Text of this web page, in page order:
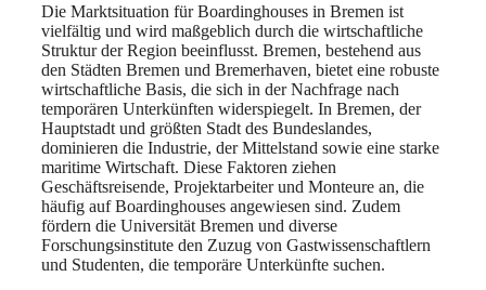
Die Marktsituation für Boardinghouses in Bremen ist
vielfältig und wird maßgeblich durch die wirtschaftliche
Struktur der Region beeinflusst. Bremen, bestehend aus
den Städten Bremen und Bremerhaven, bietet eine robuste
wirtschaftliche Basis, die sich in der Nachfrage nach
temporären Unterkünften widerspiegelt. In Bremen, der
Hauptstadt und größten Stadt des Bundeslandes,
dominieren die Industrie, der Mittelstand sowie eine starke
maritime Wirtschaft. Diese Faktoren ziehen
Geschäftsreisende, Projektarbeiter und Monteure an, die
häufig auf Boardinghouses angewiesen sind. Zudem
fördern die Universität Bremen und diverse
Forschungsinstitute den Zuzug von Gastwissenschaftlern
und Studenten, die temporäre Unterkünfte suchen.